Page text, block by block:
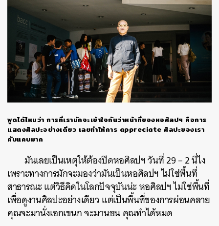
พูดได้ไหมว่า การที่เรามักจะเข้าใจกันว่าหน้าที่ของหอศิลปฯ คือการ
แสดงศิลปะอย่างเดียว เลยทำให้การ appreciate ศิลปะของเรา
คับแคบมาก
มันเลยเป็นเหตุให้ต้องปิดหอศิลปฯวันที่29 – 2นี่ไง
เพราะทางการมักจะมองว่ามันเป็นหอศิลปฯ ไม่ใช่พื้นที่
สาธารณะแต่วิธีคิดในโลกปัจจุบันน่ะหอศิลปฯไม่ใช่พื้นที่
เพื่อดูงานศิลปะอย่างเดียว แต่เป็นพื้นที่ของการผ่อนคลาย
คุณจะมานั่งเอกเขนกจะมานอนคุณทำได้หมด